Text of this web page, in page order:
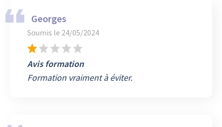
Georges
Soumis le 24/05/2024
Avis formation
Formation vraiment à éviter.